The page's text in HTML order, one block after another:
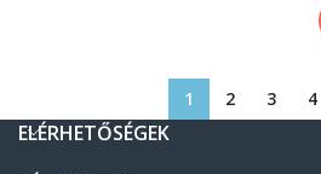
1 2 3 4
ELÉRHETŐSÉGEK